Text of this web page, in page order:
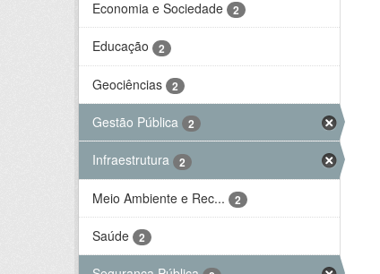
Economia e Sociedade 2
Educação 2
Geociências 2
Gestão Pública 2
Infraestrutura 2
Meio Ambiente e Rec... 2
Saúde 2